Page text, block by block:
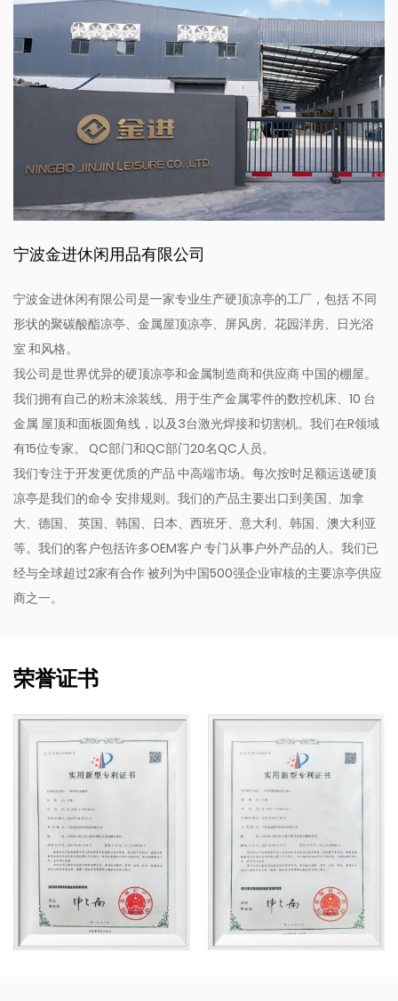
宁波金进休闲用品有限公司
宁波金进休闲有限公司是一家专业生产硬顶凉亭的工厂，包括 不同
形状的聚碳酸酯凉亭、金属屋顶凉亭、屏风房、花园洋房、日光浴
室 和风格。
我公司是世界优异的硬顶凉亭和金属制造商和供应商 中国的棚屋。
我们拥有自己的粉末涂装线、用于生产金属零件的数控机床、10 台
金属 屋顶和面板圆角线，以及3台激光焊接和切割机。我们在R领域
有15位专家。 QC部门和QC部门20名QC人员。
我们专注于开发更优质的产品 中高端市场。每次按时足额运送硬顶
凉亭是我们的命令 安排规则。我们的产品主要出口到美国、加拿
大、德国、 英国、韩国、日本、西班牙、意大利、韩国、澳大利亚
等。我们的客户包括许多OEM客户 专门从事户外产品的人。我们已
经与全球超过2家有合作 被列为中国500强企业审核的主要凉亭供应
商之一。
荣誉证书